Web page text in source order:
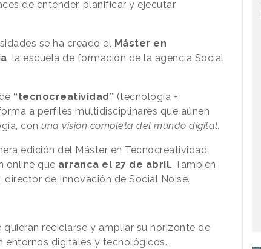
de entender, planificar y ejecutar
se ha creado el Máster en
, la escuela de formación de la agencia Social
“tecnocreatividad” (tecnología +
a perfiles multidisciplinares que aúnen
con una visión completa del mundo digital.
edición del Máster en Tecnocreatividad,
online que arranca el 27 de abril. También
de Innovación de Social Noise.
reciclarse y ampliar su horizonte de
entornos digitales y tecnológicos.